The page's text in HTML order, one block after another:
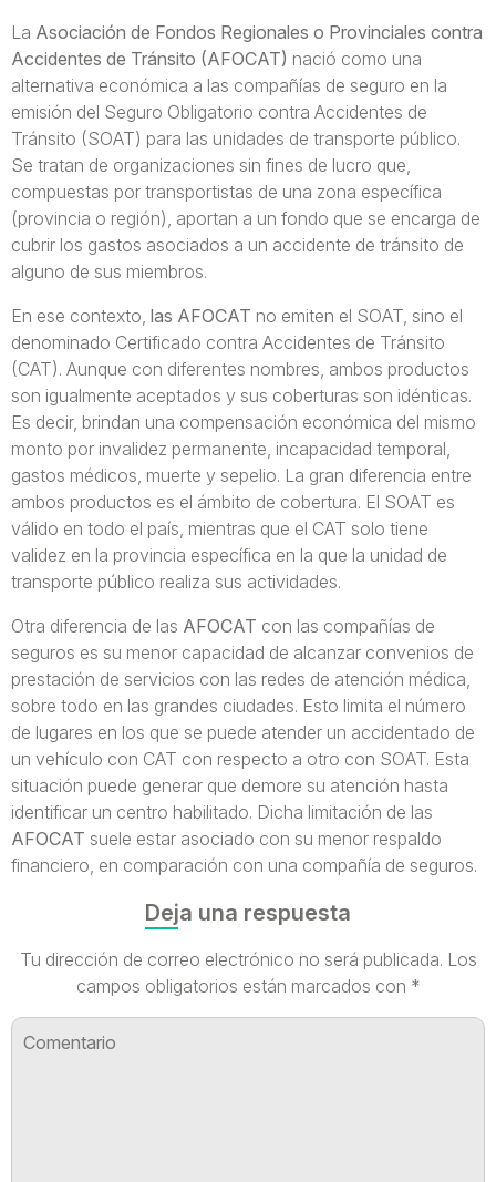
La Asociación de Fondos Regionales o Provinciales contra
Accidentes de Tránsito (AFOCAT) nació como una
alternativa económica a las compañías de seguro en la
emisión del Seguro Obligatorio contra Accidentes de
Tránsito (SOAT) para las unidades de transporte público.
Se tratan de organizaciones sin fines de lucro que,
compuestas por transportistas de una zona específica
(provincia o región), aportan a un fondo que se encarga de
cubrir los gastos asociados a un accidente de tránsito de
alguno de sus miembros.
En ese contexto, las AFOCAT no emiten el SOAT, sino el
denominado Certificado contra Accidentes de Tránsito
(CAT). Aunque con diferentes nombres, ambos productos
son igualmente aceptados y sus coberturas son idénticas.
Es decir, brindan una compensación económica del mismo
monto por invalidez permanente, incapacidad temporal,
gastos médicos, muerte y sepelio. La gran diferencia entre
ambos productos es el ámbito de cobertura. El SOAT es
válido en todo el país, mientras que el CAT solo tiene
validez en la provincia específica en la que la unidad de
transporte público realiza sus actividades.
Otra diferencia de las AFOCAT con las compañías de
seguros es su menor capacidad de alcanzar convenios de
prestación de servicios con las redes de atención médica,
sobre todo en las grandes ciudades. Esto limita el número
de lugares en los que se puede atender un accidentado de
un vehículo con CAT con respecto a otro con SOAT. Esta
situación puede generar que demore su atención hasta
identificar un centro habilitado. Dicha limitación de las
AFOCAT suele estar asociado con su menor respaldo
financiero, en comparación con una compañía de seguros.
Deja una respuesta
Tu dirección de correo electrónico no será publicada. Los
campos obligatorios están marcados con *